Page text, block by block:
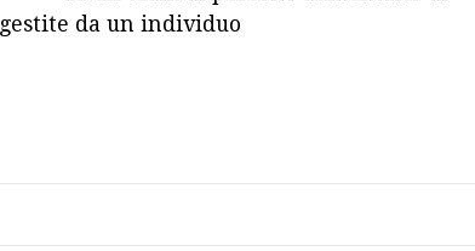
da un individuo